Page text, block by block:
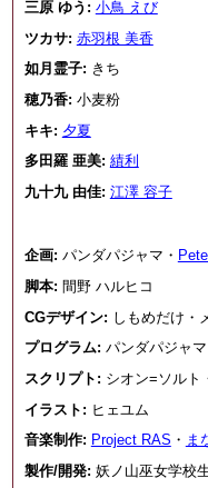
三原 ゆう: 小鳥 えび
ツカサ: 赤羽根 美香
如月霊子: きち
穂乃香: 小麦粉
キキ: 夕夏
多田羅 亜美: 績利
九十九 由佳: 江澤 容子
企画: パンダパジャマ・
脚本: 間野 ハルヒコ
CGデザイン: しもめだけ・
プログラム: パンダパジャマ
スクリプト: シオン=ソルト
イラスト: ヒェユム
音楽制作: Project RAS ・ ま
製作/開発: 妖ノ山巫女学校